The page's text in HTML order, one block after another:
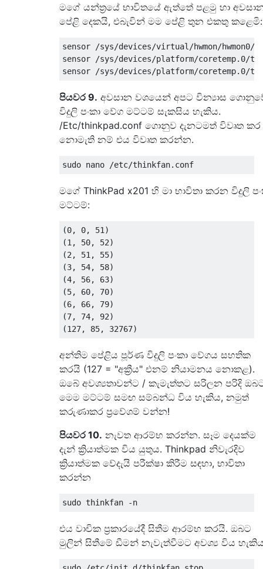
මගේ යන්ත්‍රයේ භාවිතයේ ඇත්තේ පළමු හා
පේළි දෙකයි, එබැවින් මම පේළි තුන එකතු කළෙමි:
sensor /sys/devices/virtual/hwmon/hwmon0/
sensor /sys/devices/platform/coretemp.0/
පියවර 9. අවසාන වශයෙන් අපට වින්‍යාස
විදුලි පංකා වේග මට්ටම් සැකසිය හැකිය.
/Etc/thinkpad.conf ගොනුව දැනටමත් විවෘත කර
නොමැති නම් එය විවෘත කරන්න.
මගේ ThinkPad x201 හි මා භාවිතා කරන විදුලි
මට්ටම්:
(0, 0, 51)
(1, 50, 52)
(2, 51, 55)
(3, 54, 58)
(4, 56, 63)
(5, 60, 70)
(6, 66, 79)
(7, 74, 92)
අන්තිම පේළිය පූර්ණ විදුලි පංකා වේගය සහතික
කරයි (127 = "අක්‍රීය" එනම් නියාමනය නොකළ).
ඔබේ අවශ්‍යතාවන්ට / කැමැත්තට සරිලන පරිදි
මෙම මට්ටම් සමඟ සම්බන්ධ විය හැකිය, නමුත්
කරුණාකර ප්‍රවේශම් වන්න!
පියවර 10. නැවත ආරම්භ කරන්න. සෑම දෙයක්ම
දැන් ක්‍රියාත්මක විය යුතුය. Thinkpad නිවැරදිව
ක්‍රියාත්මක වේදැයි පරීක්ෂා කිරීම සඳහා, භාවිතා
කරන්න
එය වාචික ප්‍රකාරයේදී සිතීම ආරම්භ කරයි. ඔබට
මුලින් සිතීමේ ඩීමන් නැවැත්වීමට අවශ්‍ය විය